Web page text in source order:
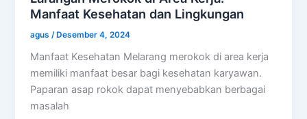
Manfaat Kesehatan dan Lingkungan
agus /Desember 4, 2024
Manfaat Kesehatan Melarang merokok di area kerja
memiliki manfaat besar bagi kesehatan karyawan.
Paparan asap rokok dapat menyebabkan berbagai
masalah